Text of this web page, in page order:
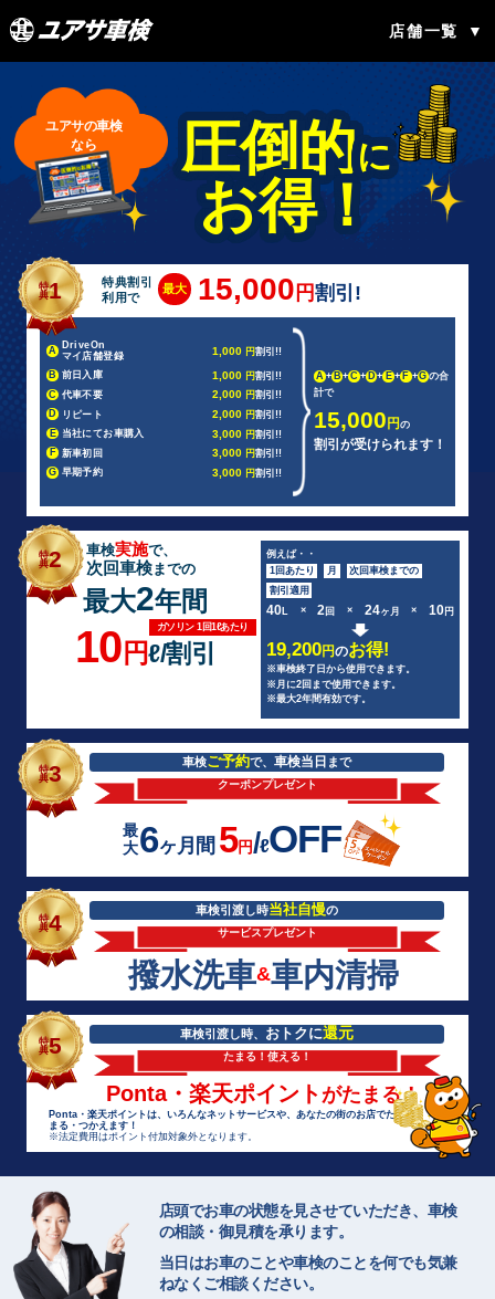
店舗一覧
ユアサの車検
なら
圧倒的に
お得！
特
典1
特典割引
利用で
最大 15,000 円割引!
A
DriveOn
マイ店舗登録
1,000 円割引!!
B 前日入庫 1,000 円割引!!
C 代車不要 2,000 円割引!!
D
リピート 2,000 円割引!!
E
当社にてお車購入 3,000 円割引!!
F 新車初回 3,000 円割引!!
G 早期予約 3,000 円割引!!
A+B+C+D+ E + F +Gの合
計で
15,000 円の
割引が受けられます！
特
典2 車検実施で、
次回車検までの
最大2年間
10 円ℓ/割引
ガソリン 1回1ℓあたり
例えば・・
1回あたり
月
次回車検までの
割引適用
40L × 2回 × 24ヶ月 × 10 円
19,200円のお得!
※車検終了日から使用できます。
※月に2回まで使用できます。
※最大2年間有効です。
特
典3 車検ご予約で、車検当日 まで
クーポンプレゼント
最
大6ヶ月間 5円/ℓOFF
特
典4 車検引渡し時当社自慢の
サービスプレゼント
撥水洗車&車内清掃
特
典5 車検引渡し時、 おトクに還元
たまる！使える！
Ponta・楽天ポイント がたまる！
Ponta・楽天ポイントは、いろんなネットサービスや、あなたの街のお店でた
まる・つかえます！
※法定費用はポイント付加対象外となります。
店頭でお車の状態を見させていただき、車検
の相談・御見積を承ります。
当日はお車のことや車検のことを何でも気兼
ねなくご相談ください。